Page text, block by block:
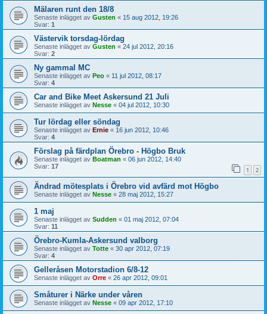
Mälaren runt den 18/8
Senaste inlägget av Gusten « 15 aug 2012, 19:26
Svar: 1
Västervik torsdag-lördag
Senaste inlägget av Gusten « 24 jul 2012, 20:16
Svar: 2
Ny gammal MC
Senaste inlägget av Peo « 11 jul 2012, 08:17
Svar: 4
Car and Bike Meet Askersund 21 Juli
Senaste inlägget av Nesse « 04 jul 2012, 10:30
Tur lördag eller söndag
Senaste inlägget av Ernie « 16 jun 2012, 10:46
Svar: 4
Förslag på färdplan Örebro - Högbo Bruk
Senaste inlägget av Boatman « 06 jun 2012, 14:40
Svar: 17 1 2
Ändrad mötesplats i Örebro vid avfärd mot Högbo
Senaste inlägget av Nesse « 28 maj 2012, 15:27
1 maj
Senaste inlägget av Sudden « 01 maj 2012, 07:04
Svar: 11
Örebro-Kumla-Askersund valborg
Senaste inlägget av Totte « 30 apr 2012, 07:19
Svar: 4
Gelleråsen Motorstadion 6/8-12
Senaste inlägget av Orre « 26 apr 2012, 09:01
Småturer i Närke under våren
Senaste inlägget av Nesse « 09 apr 2012, 17:10